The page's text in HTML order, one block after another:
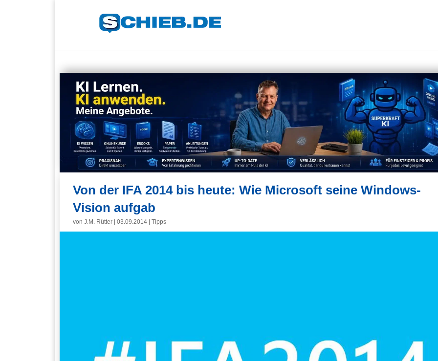
Von der IFA 2014 bis heute: Wie Microsoft seine Windows-
Vision aufgab
von J.M. Rütter 03.09.2014 Tipps